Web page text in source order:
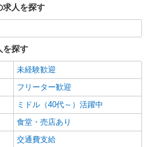
求人を探す
を探す
未経験歓迎
フリーター歓迎
ミドル（40代～）活躍中
食堂・売店あり
交通費支給